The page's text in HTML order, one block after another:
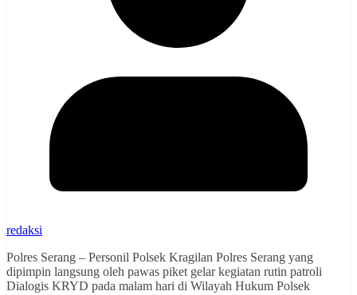
redaksi
Polres Serang – Personil Polsek Kragilan Polres Serang yang
dipimpin langsung oleh pawas piket gelar kegiatan rutin patroli
Dialogis KRYD pada malam hari di Wilayah Hukum Polsek